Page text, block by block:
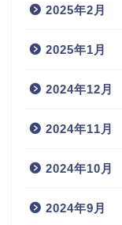
2025年2月
2025年1月
2024年12月
2024年11月
2024年10月
2024年9月